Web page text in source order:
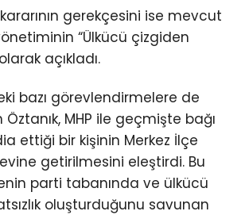
gerekçesini ise mevcut
“Ülkücü çizgiden
açıkladı.
bazı görevlendirmelere de
MHP ile geçmişte bağı
ettiği bir kişinin Merkez İlçe
getirilmesini eleştirdi. Bu
parti tabanında ve ülkücü
oluşturduğunu savunan